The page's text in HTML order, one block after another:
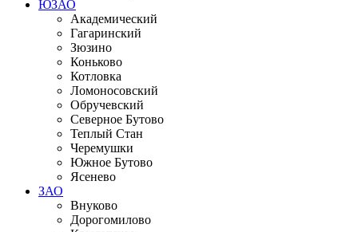
ЮЗАО
Академический
Гагаринский
Зюзино
Коньково
Котловка
Ломоносовский
Обручевский
Северное Бутово
Теплый Стан
Черемушки
Южное Бутово
Ясенево
ЗАО
Внуково
Дорогомилово